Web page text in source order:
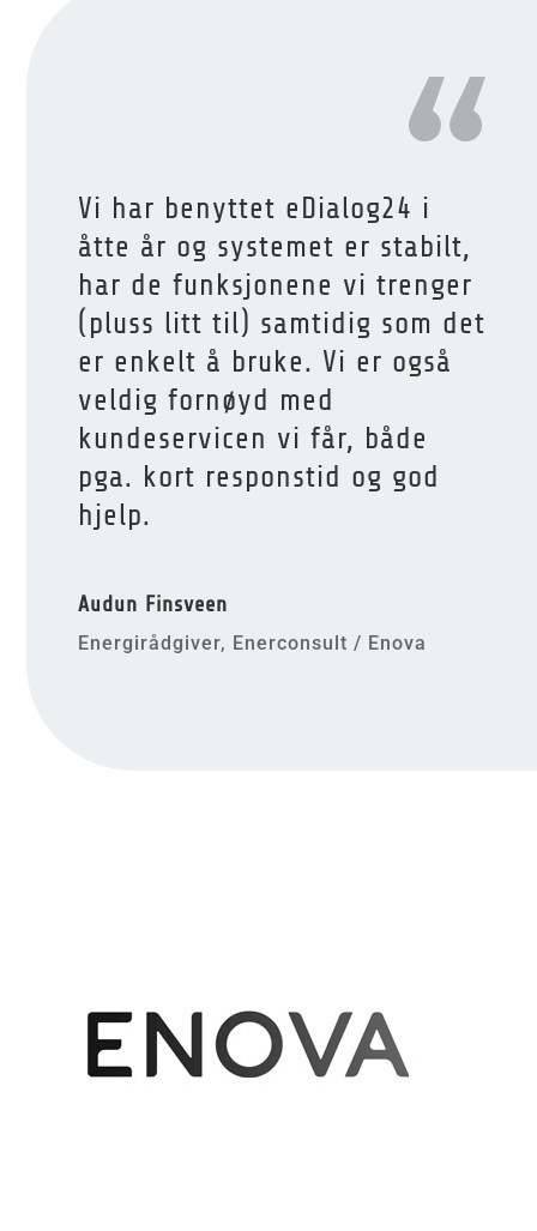
Vi har benyttet eDialog24 i
åtte år og systemet er stabilt,
har de funksjonene vi trenger
(pluss litt til) samtidig som det
er enkelt å bruke. Vi er også
veldig fornøyd med
kundeservicen vi får, både
pga. kort responstid og god
hjelp.
Audun Finsveen
Energirådgiver, Enerconsult / Enova